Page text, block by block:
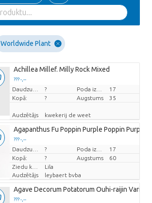
Worldwide Plant
Achillea Millef. Milly Rock Mixed
??? -,--
Cena par vienību
?
17
Kopā:
? Augstums 35
Audzētājs kwekerij de weet
Agapanthus Fu Poppin Purple Poppin Purple
??? -,--
Cena par vienību
?
17
Kopā:
? Augstums
60
Ziedu krāsas
Lila
Audzētājs
leybaert bvba
Agave Decorum Potatorum Ouhi-raijin
??? -,--